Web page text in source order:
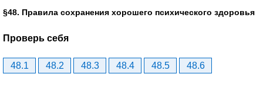
§48. Правила сохранения хорошего психического здоровья
Проверь себя
48.1 48.2 48.3 48.4 48.5 48.6